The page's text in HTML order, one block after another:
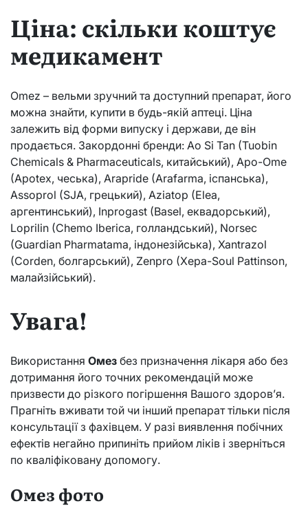
Ціна: скільки коштує
медикамент
Omez – вельми зручний та доступний препарат, його
можна знайти, купити в будь-якій аптеці. Ціна
залежить від форми випуску і держави, де він
продається. Закордонні бренди: Ao Si Tan (Tuobin
Chemicals & Pharmaceuticals, китайський), Apo-Ome
(Apotex, чеська), Arapride (Arafarma, іспанська),
Assoprol (SJA, грецький), Aziatop (Elea,
аргентинський), Inprogast (Basel, еквадорський),
Loprilin (Chemo Iberica, голландський), Norsec
(Guardian Pharmatama, індонезійська), Xantrazol
(Corden, болгарський), Zenpro (Xepa-Soul Pattinson,
малайзійський).
Увага!
Використання Омез без призначення лікаря або без
дотримання його точних рекомендацій може
призвести до різкого погіршення Вашого здоров’я.
Прагніть вживати той чи інший препарат тільки після
консультації з фахівцем. У разі виявлення побічних
ефектів негайно припиніть прийом ліків і зверніться
по кваліфіковану допомогу.
Омез фото